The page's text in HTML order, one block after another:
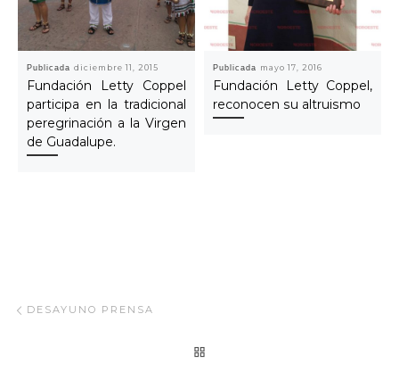
Publicadadiciembre 11, 2015
Fundación Letty Coppel
participa en la tradicional
peregrinación a la Virgen
de Guadalupe.
Publicada mayo 17, 2016
Fundación Letty Coppel,
reconocen su altruismo
Navegar Artículo
DESAYUNO PRENSA